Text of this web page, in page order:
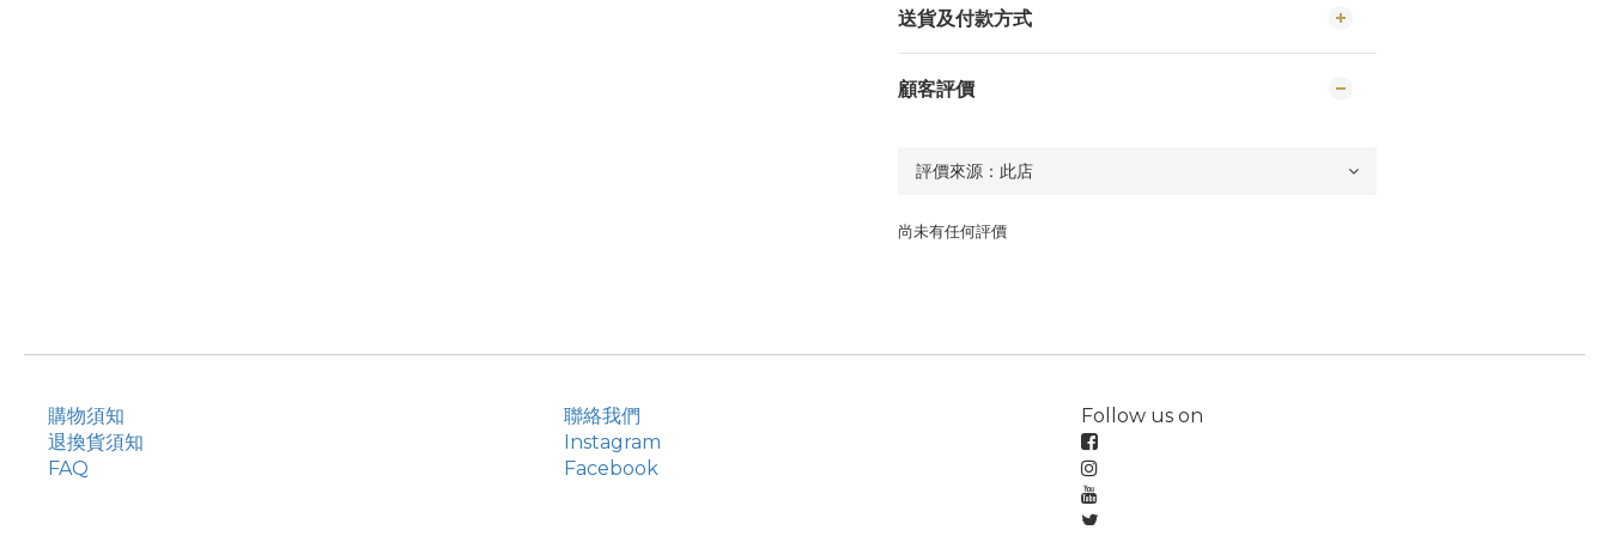
送貨及付款方式
顧客評價
尚未有任何評價
購物須知
退換貨須知
FAQ
聯絡我們
Instagram
Facebook
Follow us on